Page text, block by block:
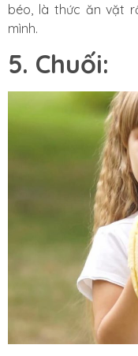
béo, là thức ăn vặt
mình.
5. Chuối: